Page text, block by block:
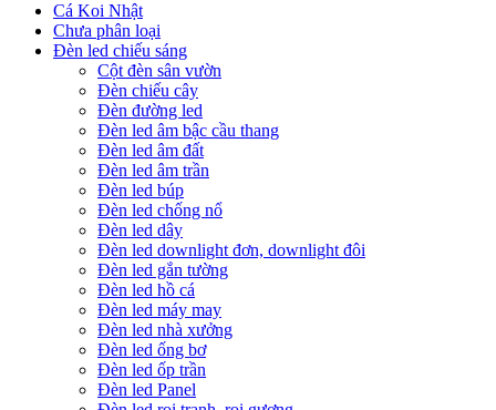
Cá Koi Nhật
Chưa phân loại
Đèn led chiếu sáng
Cột đèn sân vườn
Đèn chiếu cây
Đèn đường led
Đèn led âm bậc cầu thang
Đèn led âm đất
Đèn led âm trần
Đèn led búp
Đèn led chống nổ
Đèn led dây
Đèn led downlight đơn, downlight đôi
Đèn led gắn tường
Đèn led hồ cá
Đèn led máy may
Đèn led nhà xưởng
Đèn led ống bơ
Đèn led ốp trần
Đèn led Panel